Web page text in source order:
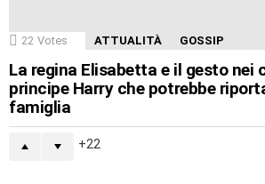
22 Votes ATTUALITÀ GOSSIP
La regina Elisabetta e il gesto nei
principe Harry che potrebbe
famiglia
22